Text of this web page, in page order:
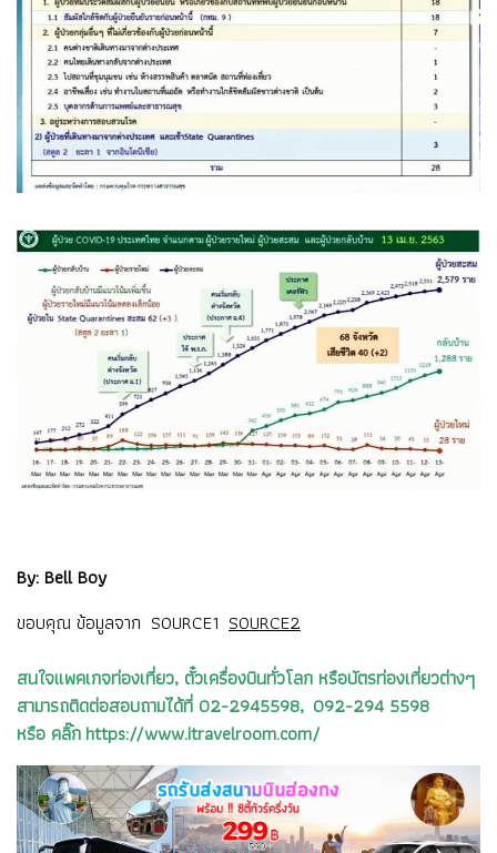
By: Bell Boy
ขอบคุณ ข้อมูลจาก SOURCE1 SOURCE2
สนใจแพคเกจท่องเที่ยว, ตั๋วเครื่องบินทั่วโลก หรือบัตรท่องเที่ยวต่างๆ
สามารถติดต่อสอบถามได้ที่ 02-2945598, 092-294 5598
หรือ คลิ๊ก https://www.itravelroom.com/